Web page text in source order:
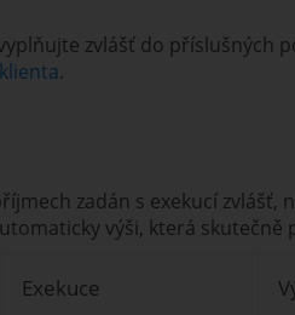
zvlášť do příslušných
.
zadán s exekucí
výši, která skutečně
Exekuce